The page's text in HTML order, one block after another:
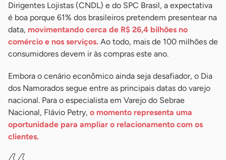
Dirigentes Lojistas (CNDL) e do SPC Brasil, a expectativa
é boa porque 61% dos brasileiros pretendem presentear na
data, movimentando cerca de R$ 26,4 bilhões no
comércio e nos serviços. Ao todo, mais de 100 milhões de
consumidores devem ir às compras este ano.
Embora o cenário econômico ainda seja desafiador, o Dia
dos Namorados segue entre as principais datas do varejo
nacional. Para o especialista em Varejo do Sebrae
Nacional, Flávio Petry, o momento representa uma
oportunidade para ampliar o relacionamento com os
clientes.